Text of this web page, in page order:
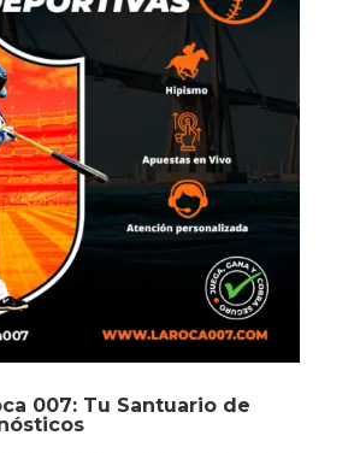
007: Tu Santuario de